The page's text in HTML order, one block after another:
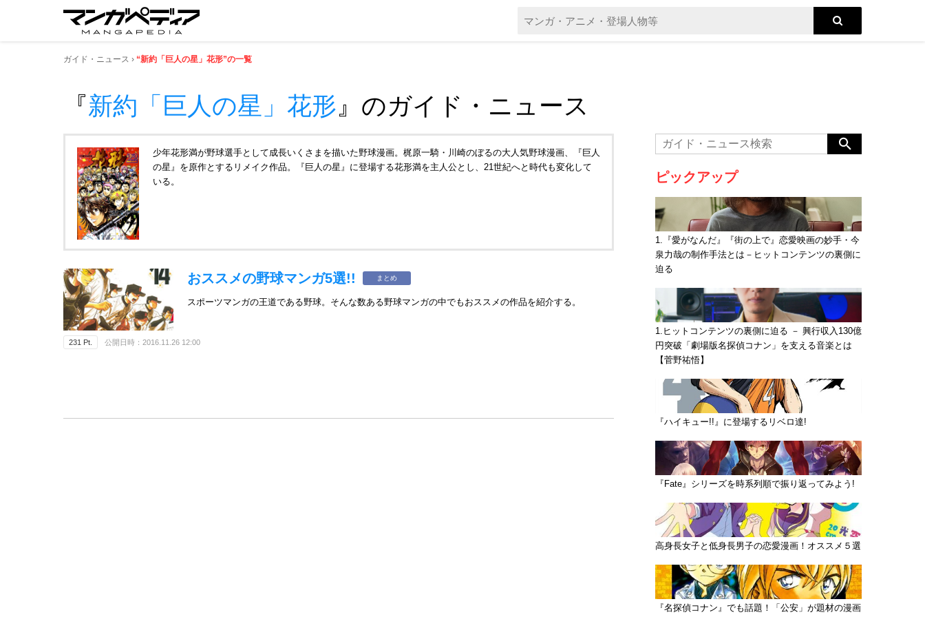
ガイド・ニュース “新約「巨人の星」花形”の一覧
『新約「巨人の星」花形 』 のガイド・ニュース
少年花形満が野球選手として成長いくさまを描いた野球漫画。梶原一騎・川崎のぼるの大人気野球漫画、『巨人
の星』を原作とするリメイク作品。『巨人の星』に登場する花形満を主人公とし、21世紀へと時代も変化して
いる。
おススメの野球マンガ5選!! まとめ
スポーツマンガの王道である野球。そんな数ある野球マンガの中でもおススメの作品を紹介する。
231 Pt. 公開日時：2016.11.26 12:00
ピックアップ
1.『愛がなんだ』『街の上で』恋愛映画の妙手・今
泉力哉の制作手法とは－ヒットコンテンツの裏側に
迫る
1.ヒットコンテンツの裏側に迫る － 興行収入130億
円突破「劇場版名探偵コナン」を支える音楽とは
【菅野祐悟】
『ハイキュー!!』に登場するリベロ達!
『Fate』シリーズを時系列順で振り返ってみよう!
高身長女子と低身長男子の恋愛漫画！オススメ５選
『名探偵コナン』でも話題！「公安」が題材の漫画